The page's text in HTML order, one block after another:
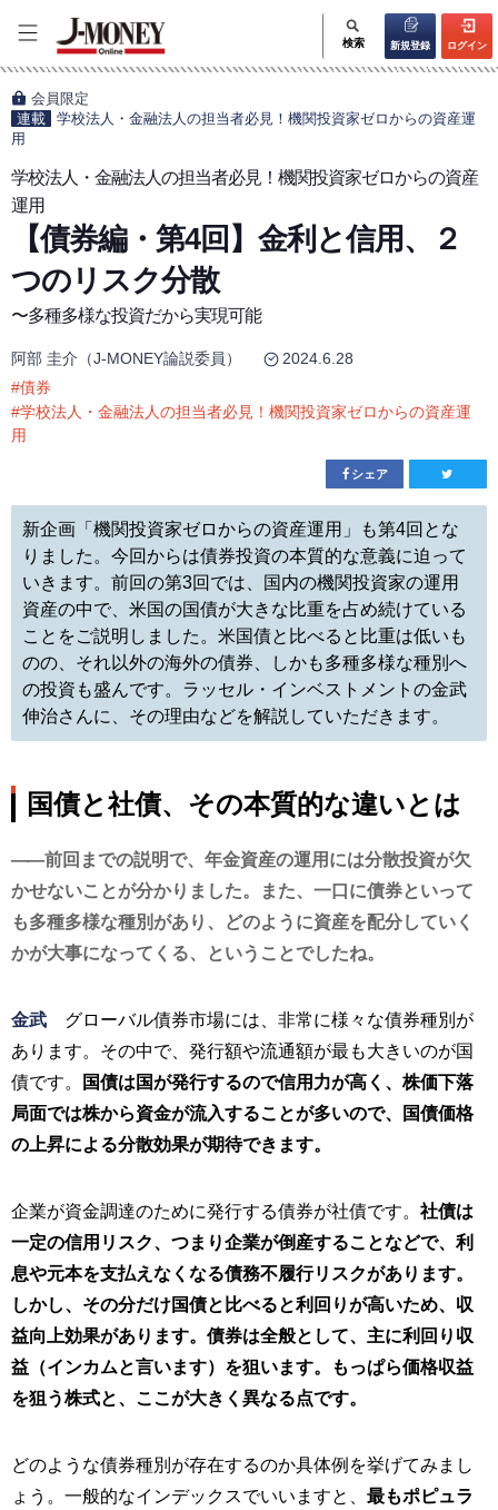
検索 新規登録 ログイン
会員限定
連載
学校法人・金融法人の担当者必見！機関投資家ゼロからの資産運
用
学校法人・金融法人の担当者必見！機関投資家ゼロからの資産
運用
【債券編・第4回】金利と信用、２
つのリスク分散
〜多種多様な投資だから実現可能
阿部 圭介（J-MONEY論説委員）
2024.6.28
#債券
#学校法人・金融法人の担当者必見！機関投資家ゼロからの資産運
用
シェア
新企画「機関投資家ゼロからの資産運用」も第4回とな
りました。今回からは債券投資の本質的な意義に迫って
いきます。前回の第3回では、国内の機関投資家の運用
資産の中で、米国の国債が大きな比重を占め続けている
ことをご説明しました。米国債と比べると比重は低いも
のの、それ以外の海外の債券、しかも多種多様な種別へ
の投資も盛んです。ラッセル・インベストメントの金武
伸治さんに、その理由などを解説していただきます。
国債と社債、その本質的な違いとは
前回までの説明で、年金資産の運用には分散投資が欠
かせないことが分かりました。また、一口に債券といって
も多種多様な種別があり、どのように資産を配分していく
かが大事になってくる、ということでしたね。
金武 グローバル債券市場には、非常に様々な債券種別が
あります。その中で、発行額や流通額が最も大きいのが国
債です。
国債は国が発行するので信用力が高く、株価下落
局面では株から資金が流入することが多いので、国債価格
の上昇による分散効果が期待できます。
企業が資金調達のために発行する債券が社債です。 社債は
一定の信用リスク、つまり企業が倒産することなどで、利
息や元本を支払えなくなる債務不履行リスクがあります。
しかし、その分だけ国債と比べると利回りが高いため、収
益向上効果があります。債券は全般として、主に利回り収
益（インカムと言います）を狙います。もっぱら価格収益
を狙う株式と、ここが大きく異なる点です。
どのような債券種別が存在するのか具体例を挙げてみまし
ょう。一般的なインデックスでいいますと、 最もポピュラ